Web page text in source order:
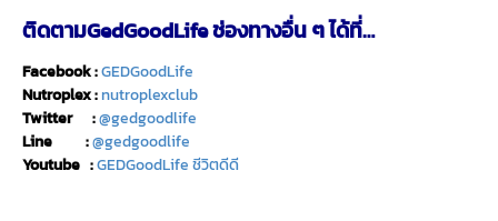
ติดตามGedGoodLife ช่องทางอื่น ๆ ได้ที่…
Facebook :GEDGoodLife
Nutroplex :nutroplexclub
Twitter :@gedgoodlife
Line :@gedgoodlife
Youtube :GEDGoodLife ชีวิตดีดี